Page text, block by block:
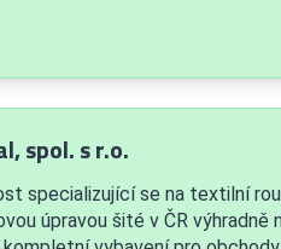
spol. s r.o.
specializující se na textilní
úpravou šité v ČR výhradně